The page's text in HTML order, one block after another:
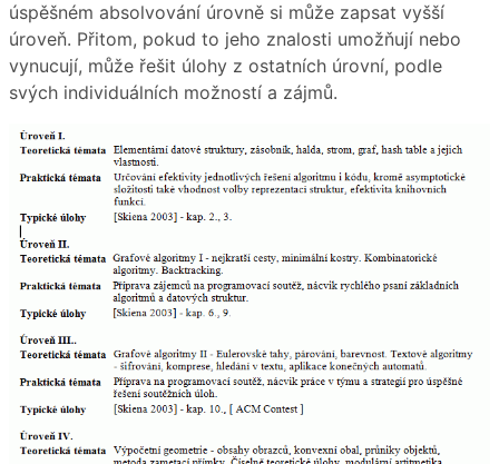
úspěšném absolvování úrovně si může zapsat vyšší
úroveň. Přitom, pokud to jeho znalosti umožňují nebo
vynucují, může řešit úlohy z ostatních úrovní, podle
svých individuálních možností a zájmů.